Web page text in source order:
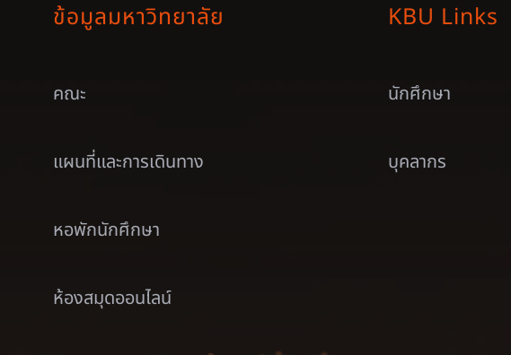
ข้อมูลมหาวิทยาลัย
คณะ
แผนที่และการเดินทาง
หอพักนักศึกษา
ห้องสมุดออนไลน์
KBU Links
นักศึกษา
บุคลากร